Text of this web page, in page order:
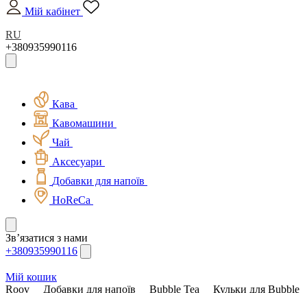
Мій кабінет
RU
+380935990116
Кава
Кавомашини
Чай
Аксесуари
Добавки для напоїв
HoReCa
Зв’язатися з нами
+380935990116
Мій кошик
Roov
Добавки для напоїв Bubble Tea Кульки для Bubble